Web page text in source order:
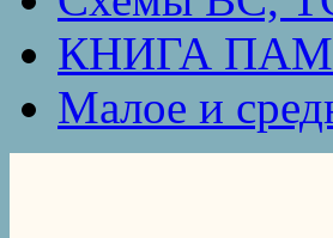
КНИГА
Малое и